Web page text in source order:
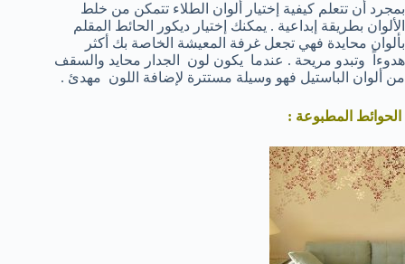
بمجرد أن تتعلم كيفية إختيار ألوان الطلاء تتمكن من خلط
الألوان بطريقة إبداعية . يمكنك إختيار ديكور الحائط المقلم
بألوان محايدة فهي تجعل غرفة المعيشة الخاصة بك أكثر
هدوءاً وتبدو مريحة . عندما يكون لون الجدار محايد والسقف
من ألوان الباستيل فهو وسيلة مستترة لإضافة اللون مهدئ .
الحوائط المطبوعة :